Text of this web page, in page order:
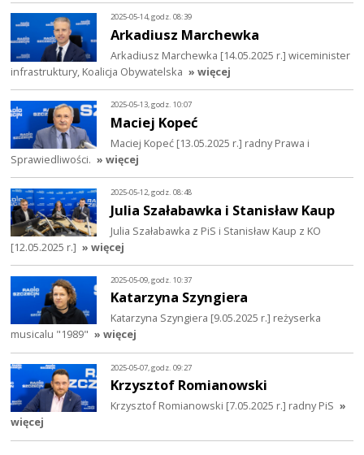
2025-05-14, godz. 08:39
Arkadiusz Marchewka
Arkadiusz Marchewka [14.05.2025 r.] wiceminister
infrastruktury, Koalicja Obywatelska » więcej
2025-05-13, godz. 10:07
Maciej Kopeć
Maciej Kopeć [13.05.2025 r.] radny Prawa i
Sprawiedliwości. » więcej
2025-05-12, godz. 08:48
Julia Szałabawka i Stanisław Kaup
Julia Szałabawka z PiS i Stanisław Kaup z KO
[12.05.2025 r.] » więcej
2025-05-09, godz. 10:37
Katarzyna Szyngiera
Katarzyna Szyngiera [9.05.2025 r.] reżyserka
musicalu "1989" » więcej
2025-05-07, godz. 09:27
Krzysztof Romianowski
Krzysztof Romianowski [7.05.2025 r.] radny PiS »
więcej